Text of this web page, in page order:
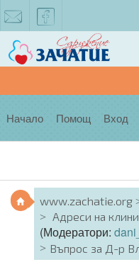
facebook
Начало Помощ Вход
www.zachatie.org
Адреси на
(Модератори:
Въпрос за Д-р